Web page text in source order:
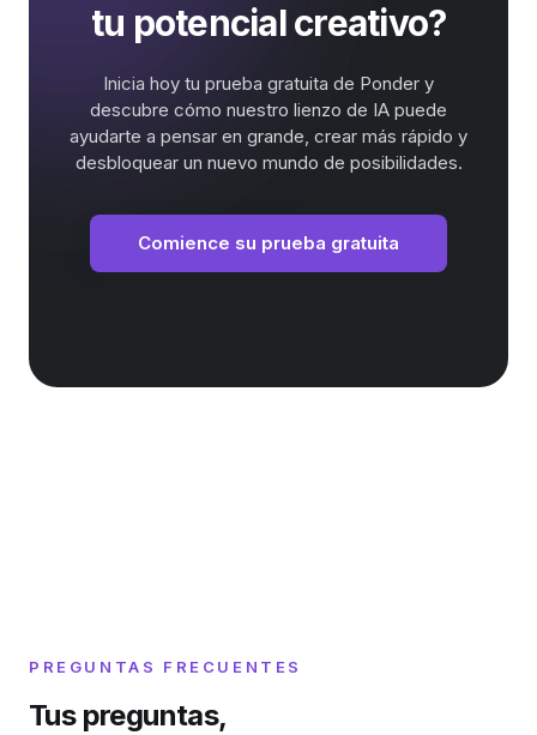
tu potencial creativo?
Inicia hoy tu prueba gratuita de Ponder y
descubre cómo nuestro lienzo de IA puede
ayudarte a pensar en grande, crear más rápido y
desbloquear un nuevo mundo de posibilidades.
Comience su prueba gratuita
PREGUNTAS FRECUENTES
Tus preguntas,